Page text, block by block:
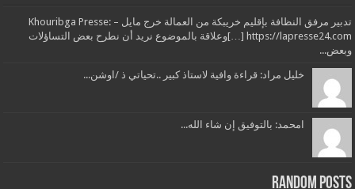
تدبير مرفق النظافة بإقليم خريبكة من العمالة خرج مايل – Khouribga Presse:
[…] https://lapresse24.comوعلاقة بالموضوع نريد أن نطرح بعض التساؤلات
وبعض...
خليل مراد: قراءة وافية لاستاذ كبير ..تحياتي ذ /اوشن...
امحمد: بالتوفيق إن شاء الله...
Random Posts